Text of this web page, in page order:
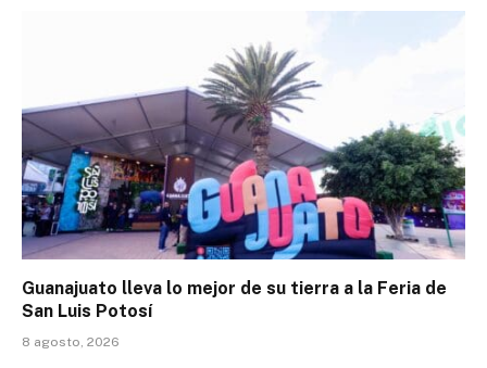
Guanajuato lleva lo mejor de su tierra a la Feria de
San Luis Potosí
8 agosto, 2026